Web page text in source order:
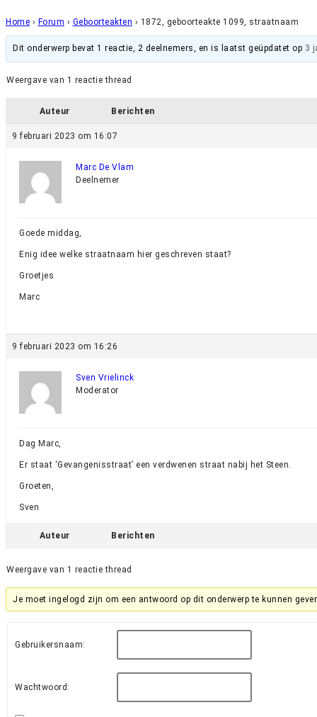
Home › Forum › Geboorteakten › 1872, geboorteakte 1099, straatnaam
Dit onderwerp bevat 1 reactie, 2 deelnemers, en is laatst geüpdatet op 3
Weergave van 1 reactie thread
Auteur Berichten
9 februari 2023 om 16:07
Marc De Vlam
Deelnemer
Goede middag,
Enig idee welke straatnaam hier geschreven staat?
Groetjes
Marc
9 februari 2023 om 16:26
Sven Vrielinck
Moderator
Dag Marc,
Er staat ‘Gevangenisstraat’ een verdwenen straat nabij het Steen.
Groeten,
Sven
Auteur Berichten
Weergave van 1 reactie thread
Je moet ingelogd zijn om een antwoord op dit onderwerp te kunnen
Gebruikersnaam:
Wachtwoord: